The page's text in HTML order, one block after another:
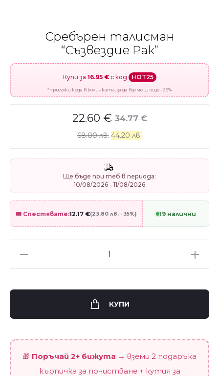
Сребърен талисман
“Съзвездие Рак”
Купи за 16.95 €с код HOT25
*приложи кода в количката, за да вземеш още -25%
34.77€
22.60 €
68.00 лв. 44.20 лв.
Ще бъде при теб в периода:
10/08/2026 - 11/08/2026
🎟️ Спестявате:12.17 €(23.80 лв. · 35%) 19 налични
"Съзвездие
quantity
КУПИ
🎁 Поръчай 2+ бижута → вземи 2 подаръка
кърпичка за почистване + кутия за